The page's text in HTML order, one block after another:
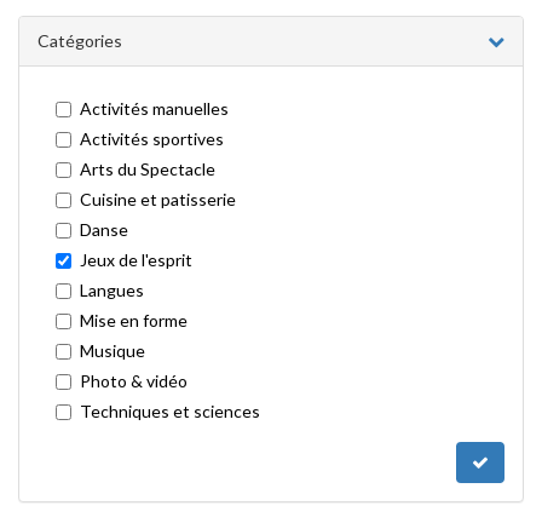
Catégories
Activités manuelles
Activités sportives
Arts du Spectacle
Cuisine et patisserie
Danse
Jeux de l'esprit
Langues
Mise en forme
Musique
Photo & vidéo
Techniques et sciences